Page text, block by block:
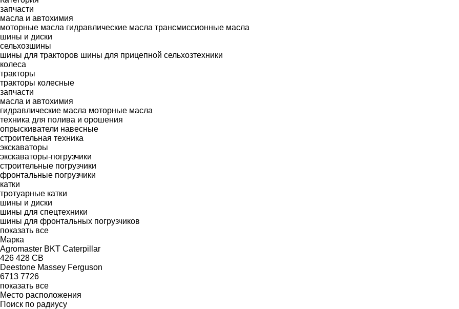
запчасти
масла и автохимия
моторные масла гидравлические масла трансмиссионные масла
шины и диски
сельхозшины
шины для тракторов шины для прицепной сельхозтехники
колеса
тракторы
тракторы колесные
запчасти
масла и автохимия
гидравлические масла моторные масла
техника для полива и орошения
опрыскиватели навесные
строительная техника
экскаваторы
экскаваторы-погрузчики
строительные погрузчики
фронтальные погрузчики
катки
тротуарные катки
шины и диски
шины для спецтехники
шины для фронтальных погрузчиков
показать все
Марка
Agromaster BKT Caterpillar
426 428 CB
Deestone Massey Ferguson
6713 7726
показать все
Место расположения
Поиск по радиусу